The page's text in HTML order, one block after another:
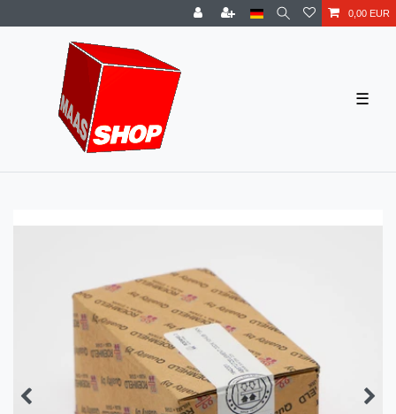
0,00 EUR
☰